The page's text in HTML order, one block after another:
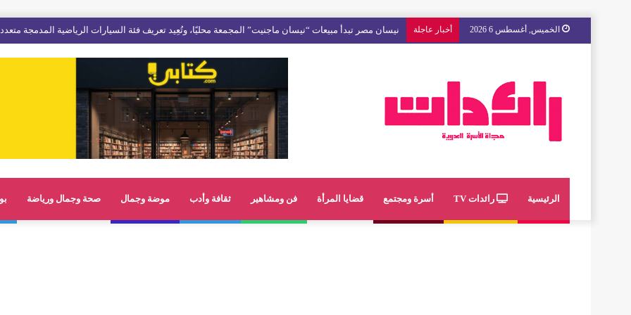
الخميس, أغسطس 6 2026 أخبار عاجلة نيسان مصر تبدأ مبيعات “نيسان ماجنيت” المجمعة محليًا، وتُعِيد تعريف فئة السيارات الرياضية المدمجة
الرئيسية رائدات TV أسرة ومجتمع قضايا المرأة فن ومشاهير ثقافة وأدب موضة وجمال صحة وجمال ورياضة